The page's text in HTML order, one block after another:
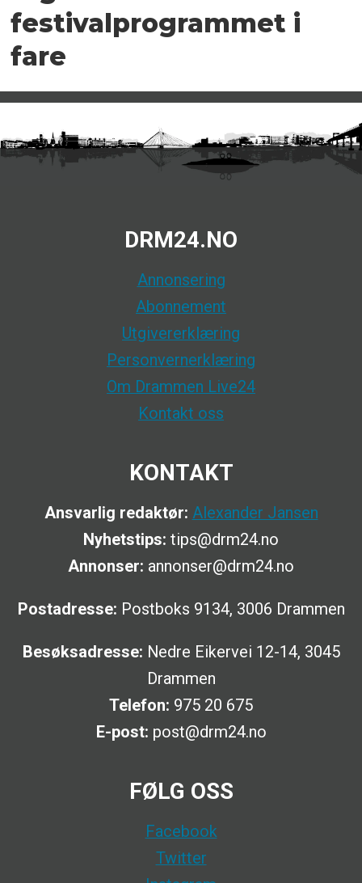
festivalprogrammet i
fare
DRM24.NO
Annonsering
Abonnement
Utgivererklæring
Personvernerklæring
Om Drammen Live24
Kontakt oss
KONTAKT
Ansvarlig redaktør: Alexander Jansen
Nyhetstips: tips@drm24.no
Annonser: annonser@drm24.no
Postadresse: Postboks 9134, 3006 Drammen
Besøksadresse: Nedre Eikervei 12-14, 3045
Drammen
Telefon: 975 20 675
E-post: post@drm24.no
FØLG OSS
Facebook
Twitter